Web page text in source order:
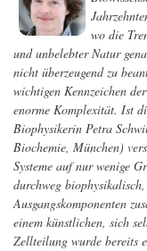
wo die
und unbelebter Natur
nicht überzeugend zu
wichtigen Kennzeichen
enorme Komplexität. Ist
Biophysikerin Petra
Biochemie, München)
Systeme auf nur wenige
durchweg
Ausgangskomponenten
einem künstlichen, sich
Zellteilung wurde bereits